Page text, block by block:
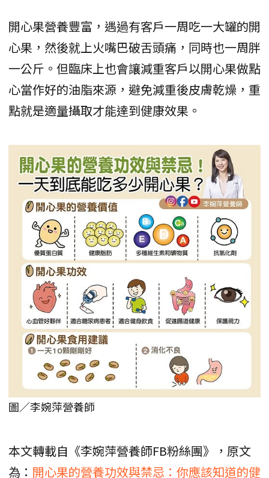
開心果營養豐富，遇過有客戶一周吃一大罐的開
心果，然後就上火嘴巴破舌頭痛，同時也一周胖
一公斤。但臨床上也會讓減重客戶以開心果做點
心當作好的油脂來源，避免減重後皮膚乾燥，重
點就是適量攝取才能達到健康效果。
圖／李婉萍營養師
本文轉載自《李婉萍營養師FB粉絲團》，原文
為： 開心果的營養功效與禁忌：你應該知道的健